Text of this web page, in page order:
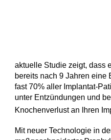
aktuelle Studie zeigt, dass
bereits nach 9 Jahren eine
fast 70% aller Implantat-
unter Entzündungen und
Knochenverlust an Ihren
Mit neuer Technologie in